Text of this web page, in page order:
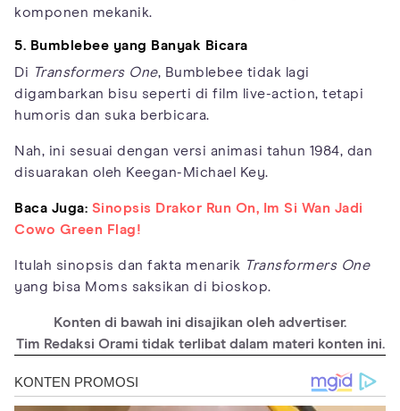
komponen mekanik.
5. Bumblebee yang Banyak Bicara
Di Transformers One, Bumblebee tidak lagi
digambarkan bisu seperti di film live-action, tetapi
humoris dan suka berbicara.
Nah, ini sesuai dengan versi animasi tahun 1984, dan
disuarakan oleh Keegan-Michael Key.
Baca Juga: Sinopsis Drakor Run On, Im Si Wan Jadi
Cowo Green Flag!
Itulah sinopsis dan fakta menarik Transformers One
yang bisa Moms saksikan di bioskop.
Konten di bawah ini disajikan oleh advertiser.
Tim Redaksi Orami tidak terlibat dalam materi konten ini.